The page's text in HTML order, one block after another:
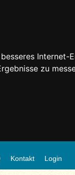
zu
Kontakt Login